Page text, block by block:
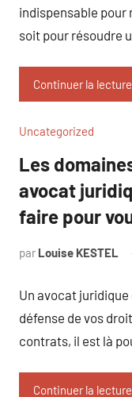
indispensable pour
soit pour résoudre
Continuer la lecture
Uncategorized
Les
avocat
faire pour
par Louise KESTEL
Un avocat
défense de vos
contrats, il est là
Continuer la lecture